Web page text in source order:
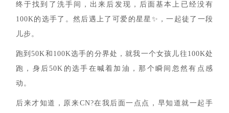
终于找到了洗手间，出来后发现，后面基本上已经没有
100K的选手了。然后遇上了可爱的星星✨，一起徒了一段
儿步。
跑到50K和100K选手的分界处，就我一个女孩儿往100K处
跑，身后50K的选手在喊着加油，那个瞬间忽然有点感
动。
后来才知道，原来CN?在我后面一点点，早知道就一起手